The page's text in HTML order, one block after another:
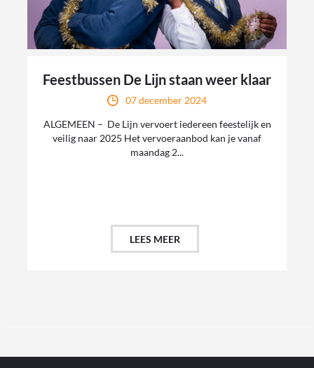
Feestbussen De Lijn staan weer klaar
07 december 2024
ALGEMEEN – De Lijn vervoert iedereen feestelijk en
veilig naar 2025 Het vervoeraanbod kan je vanaf
maandag 2...
LEES MEER